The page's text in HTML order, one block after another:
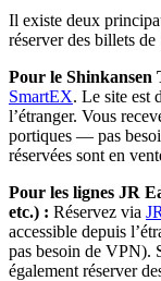
Il existe deux
réserver des billets de
Pour le Shinkansen
SmartEX. Le site est
l’étranger. Vous
portiques — pas
réservées sont en
Pour les lignes JR
etc.) : Réservez via
accessible depuis
pas besoin de VPN).
également réserver